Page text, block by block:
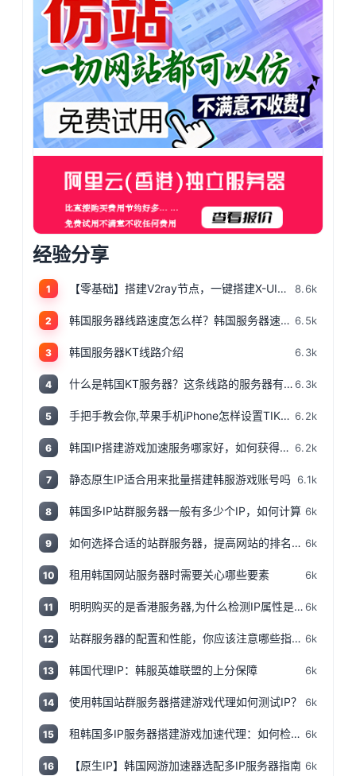
经验分享
1 【零基础】搭建V2ray节点，一键搭建X-UI面板，目前最简单、最安全、最稳定的专属节点搭建方法，晚高峰高速稳定，4K秒开的科学上网 8.6k
2 韩国服务器线路速度怎么样？韩国服务器速度测评 6.5k
3 韩国服务器KT线路介绍 6.3k
4 什么是韩国KT服务器？这条线路的服务器有哪些特点？6.3k
5 手把手教会你,苹果手机iPhone怎样设置TIKTOK文的运营环境，手把手教你怎样运营海外抖音 服务器购买 6.2k
6 韩国IP搭建游戏加速服务哪家好，如何获得韩国IP 6.2k
7 静态原生IP适合用来批量搭建韩服游戏账号吗 6.1k
8 韩国多IP站群服务器一般有多少个IP，如何计算 6k
9 如何选择合适的站群服务器，提高网站的排名和流量 6k
10 租用韩国网站服务器时需要关心哪些要素 6k
11 明明购买的是香港服务器,为什么检测IP属性是归美国?「视频+文案」6k
12 站群服务器的配置和性能，你应该注意哪些指标和参数？ 6k
13 韩国代理IP：韩服英雄联盟的上分保障 6k
14 使用韩国站群服务器搭建游戏代理如何测试IP？ 6k
15 租韩国多IP服务器搭建游戏加速代理：如何检测IP地址是否为本地IP 6k
16 【原生IP】韩国网游加速器选配多IP服务器指南 6k